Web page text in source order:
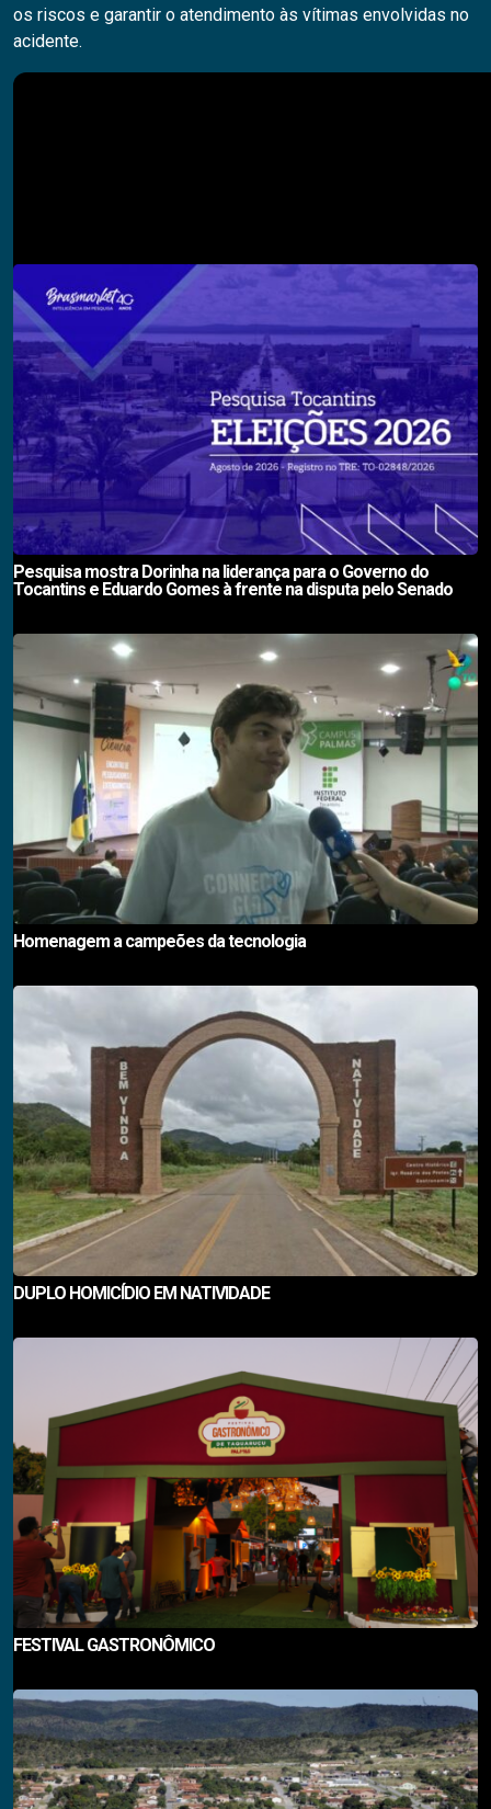
os riscos e garantir o atendimento às vítimas envolvidas no
acidente.
Pesquisa mostra Dorinha na liderança para o Governo do
Tocantins e Eduardo Gomes à frente na disputa pelo Senado
Homenagem a campeões da tecnologia
DUPLO HOMICÍDIO EM NATIVIDADE
FESTIVAL GASTRONÔMICO